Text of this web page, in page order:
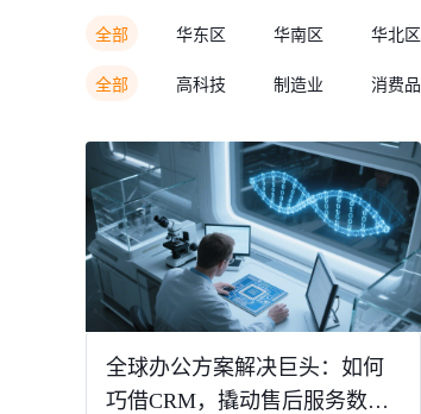
全部 华东区 华南区 华北区
全部 高科技 制造业 消费品
全球办公方案解决巨头：如何
巧借CRM，撬动售后服务数字